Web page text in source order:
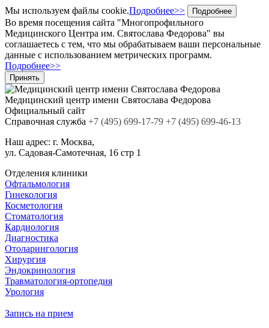
Мы используем файлы cookie.Подробнее>> Подробнее
Во время посещения сайта "Многопрофильного
Медицинского Центра им. Святослава Федорова" вы
соглашаетесь с тем, что мы обрабатываем ваши персональные
данные с использованием метрических программ.
Подробнее>>
Принять
Медицинский центр имени Святослава Федорова
Официальный сайт
Cправочная служба +7 (495) 699-17-79 +7 (495) 699-46-13
Наш адрес: г. Москва,
ул. Садовая-Самотечная, 16 стр 1
Отделения клиники
Офтальмология
Гинекология
Косметология
Стоматология
Кардиология
Диагностика
Отоларингология
Хирургия
Эндокринология
Травматология-ортопедия
Урология
Запись на прием